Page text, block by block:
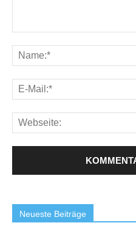
Neueste Beiträge